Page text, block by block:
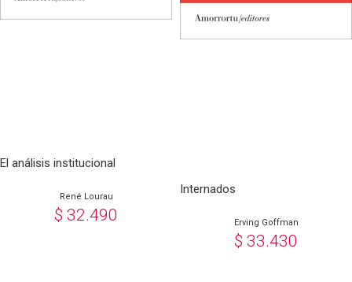
El análisis institucional
René Lourau
$ 32.490
Internados
Erving Goffman
$ 33.430